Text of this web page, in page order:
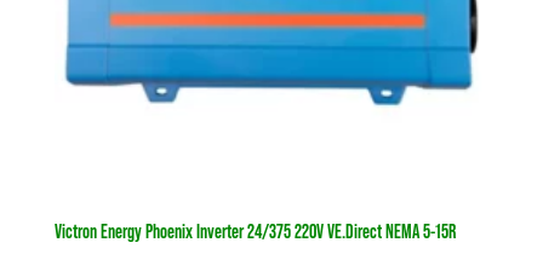
Victron Energy Phoenix Inverter 24/375 220V VE.Direct NEMA 5-15R